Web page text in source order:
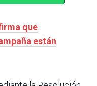
que
están